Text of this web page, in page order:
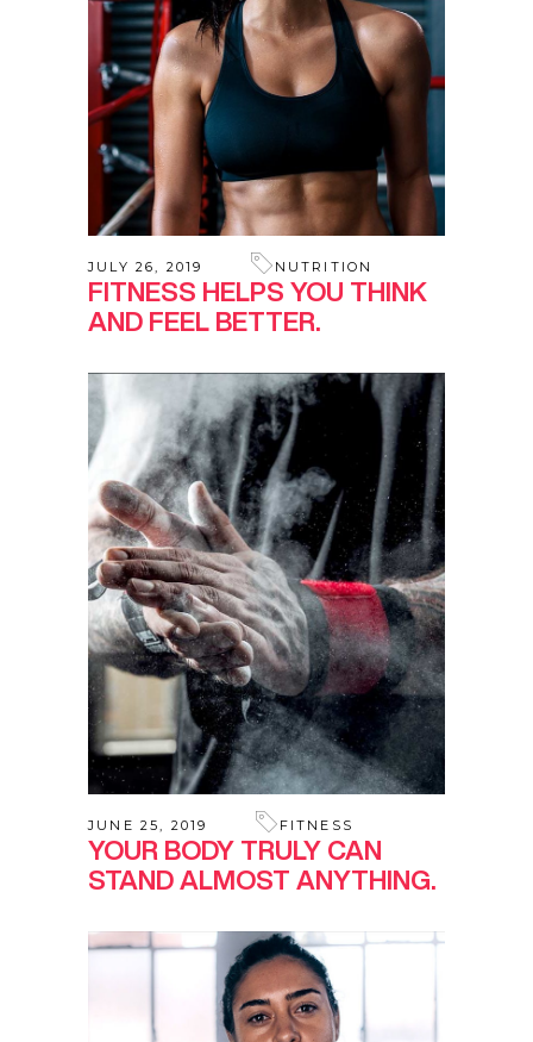
JULY 26, 2019 NUTRITION
FITNESS HELPS YOU THINK
AND FEEL BETTER.
JUNE 25, 2019 FITNESS
YOUR BODY TRULY CAN
STAND ALMOST ANYTHING.